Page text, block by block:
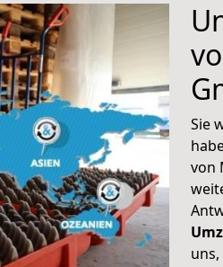
Sie
von